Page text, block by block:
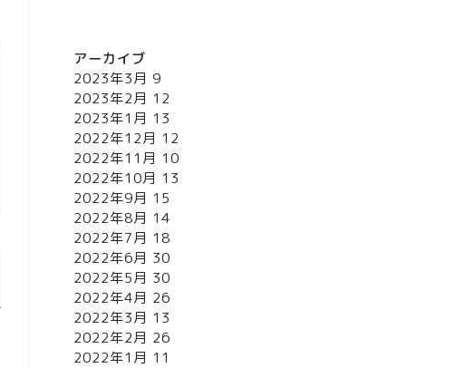
アーカイブ
2023年3月 9
2023年2月 12
2023年1月 13
2022年12月 12
2022年11月 10
2022年10月 13
2022年9月 15
2022年8月 14
2022年7月 18
2022年6月 30
2022年5月 30
2022年4月 26
2022年3月 13
2022年2月 26
2022年1月 11